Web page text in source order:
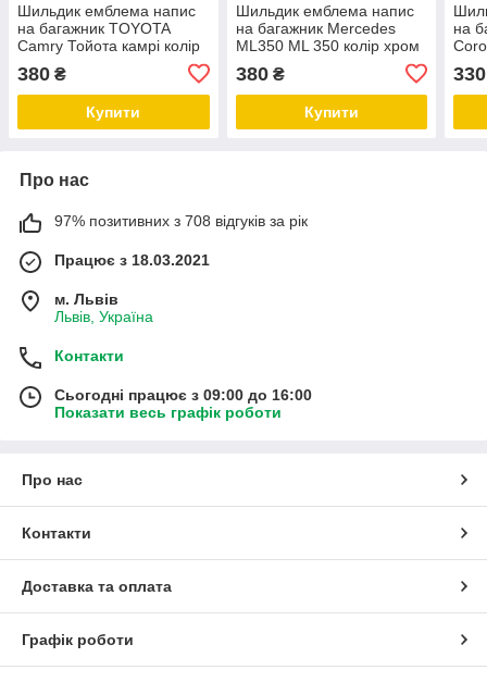
Шильдик емблема напис
на багажник TOYOTA
Camry Тойота камрі колір
380 ₴
Купити
Шильдик емблема напис
на багажник Mercedes
ML350 ML 350 колір хром
380₴
Купити
на
330
Про нас
97% позитивних з 708 відгуків за рік
Працює з 18.03.2021
м. Львів
Львів, Україна
Контакти
Сьогодні працює з 09:00 до 16:00
Показати весь графік роботи
Про нас
Контакти
Доставка та оплата
Графік роботи